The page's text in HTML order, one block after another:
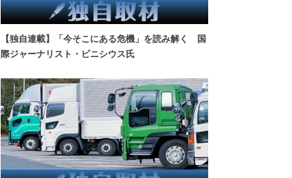
【独自連載】「今そこにある危機」を読み解く 国
際ジャーナリスト・ビニシウス氏